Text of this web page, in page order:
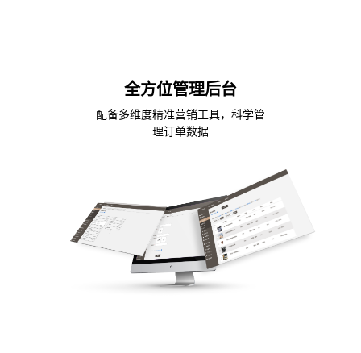
全方位管理后台
配备多维度精准营销工具，科学管
理订单数据